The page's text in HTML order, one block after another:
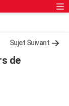
Sujet Suivant
de